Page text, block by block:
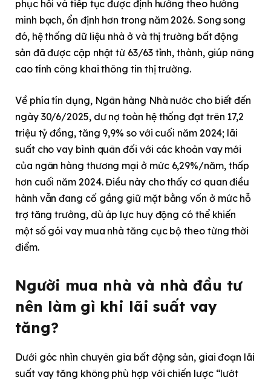
phục hồi và tiếp tục được định hướng theo hướng
minh bạch, ổn định hơn trong năm 2026. Song song
đó, hệ thống dữ liệu nhà ở và thị trường bất động
sản đã được cập nhật từ 63/63 tỉnh, thành, giúp nâng
cao tính công khai thông tin thị trường.
Về phía tín dụng, Ngân hàng Nhà nước cho biết đến
ngày 30/6/2025, dư nợ toàn hệ thống đạt trên 17,2
triệu tỷ đồng, tăng 9,9% so với cuối năm 2024; lãi
suất cho vay bình quân đối với các khoản vay mới
của ngân hàng thương mại ở mức 6,29%/năm, thấp
hơn cuối năm 2024. Điều này cho thấy cơ quan điều
hành vẫn đang cố gắng giữ mặt bằng vốn ở mức hỗ
trợ tăng trưởng, dù áp lực huy động có thể khiến
một số gói vay mua nhà tăng cục bộ theo từng thời
điểm.
Người mua nhà và nhà đầu tư
nên làm gì khi lãi suất vay
tăng?
Dưới góc nhìn chuyên gia bất động sản, giai đoạn lãi
suất vay tăng không phù hợp với chiến lược “lướt